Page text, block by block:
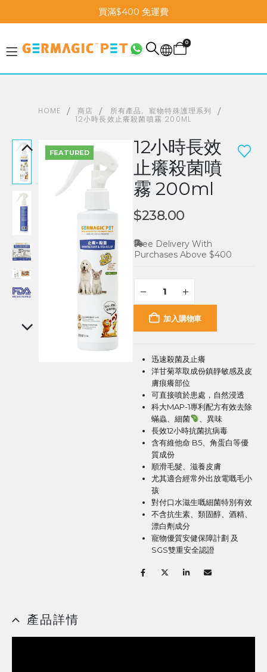
買滿$400 免運費
0
HOME 商店 所有產品, 寵物特殊護理系列
12小時長效止癢殺菌噴霧 200ML
FEATURED
12小時長效
止癢殺菌噴
霧 200ml
$238.00
Free Delivery With
Purchases Above $400
加入購物車
迅速殺菌及止癢
洋甘菊萃取成份鎮靜敏感及皮
膚痕癢部位
可直接噴於患處，自然浸透
科大MAP-1專利配方有效去除
蟎蟲、細菌
、異味
長效12小時抗菌抗病毒
含有維他命 B5、角蛋白等優
質成份
順滑毛髮、滋養皮膚
尤其適合經常外出放電嘅毛小
孩
對付口水滋生嘅細菌特別有效
不含抗生素、類固醇、酒精、
漂白劑成分
寵物優質安健保障計劃 及
SGS雙重安全認證
產品詳情